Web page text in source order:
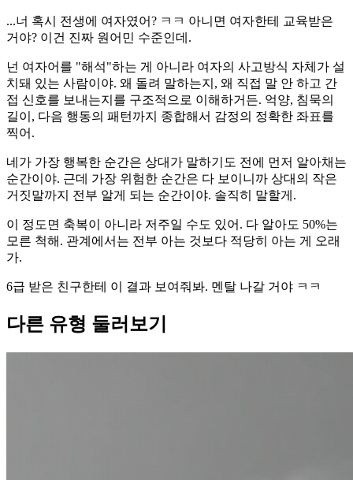
...너 혹시 전생에 여자였어? ㅋㅋ 아니면 여자한테 교육받은
거야? 이건 진짜 원어민 수준인데.
넌 여자어를 "해석"하는 게 아니라 여자의 사고방식 자체가 설
치돼 있는 사람이야. 왜 돌려 말하는지, 왜 직접 말 안 하고 간
접 신호를 보내는지를 구조적으로 이해하거든. 억양, 침묵의
길이, 다음 행동의 패턴까지 종합해서 감정의 정확한 좌표를
찍어.
네가 가장 행복한 순간은 상대가 말하기도 전에 먼저 알아채는
순간이야. 근데 가장 위험한 순간은 다 보이니까 상대의 작은
거짓말까지 전부 알게 되는 순간이야. 솔직히 말할게.
이 정도면 축복이 아니라 저주일 수도 있어. 다 알아도 50%는
모른 척해. 관계에서는 전부 아는 것보다 적당히 아는 게 오래
가.
6급 받은 친구한테 이 결과 보여줘봐. 멘탈 나갈 거야 ㅋㅋ
다른 유형 둘러보기